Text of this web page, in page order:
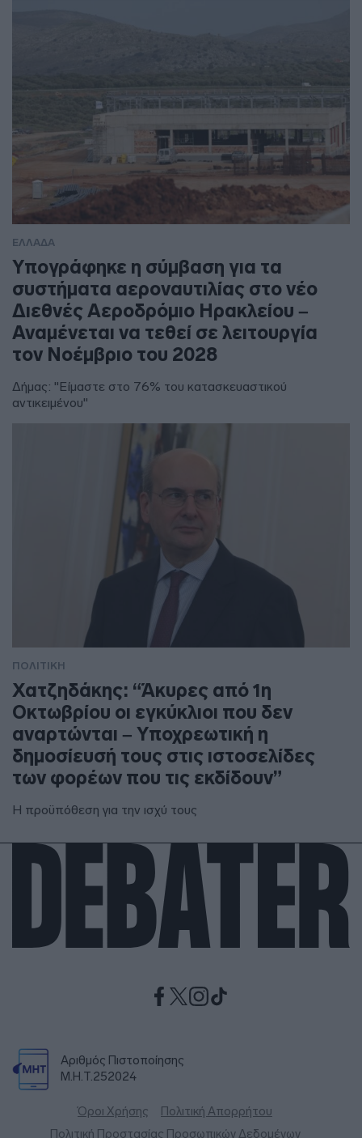
ΕΛΛΑΔΑ
Υπογράφηκε η σύμβαση για τα
συστήματα αεροναυτιλίας στο νέο
Διεθνές Αεροδρόμιο Ηρακλείου –
Αναμένεται να τεθεί σε λειτουργία
τον Νοέμβριο του 2028
Δήμας: "Είμαστε στο 76% του κατασκευαστικού
αντικειμένου"
ΠΟΛΙΤΙΚΗ
Χατζηδάκης: “Άκυρες από 1η
Οκτωβρίου οι εγκύκλιοι που δεν
αναρτώνται – Υποχρεωτική η
δημοσίευσή τους στις ιστοσελίδες
των φορέων που τις εκδίδουν”
Η προϋπόθεση για την ισχύ τους
Αριθμός Πιστοποίησης
Μ.Η.Τ.252024
Όροι Χρήσης
Πολιτική Απορρήτου
Πολιτική Προστασίας Προσωπικών Δεδομένων